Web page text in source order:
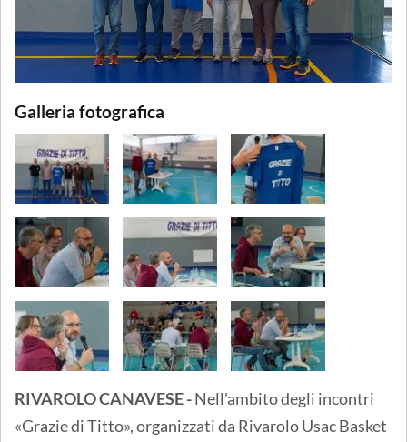
Galleria fotografica
RIVAROLO CANAVESE -Nell'ambito degli incontri
«Grazie di Titto», organizzati da Rivarolo Usac Basket